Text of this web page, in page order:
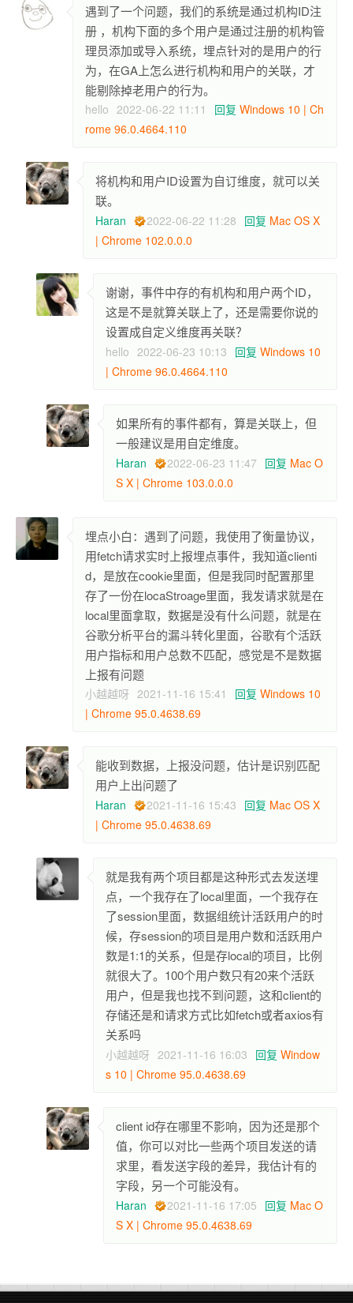
遇到了一个问题，我们的系统是通过机构ID注
册 ，机构下面的多个用户是通过注册的机构管
理员添加或导入系统，埋点针对的是用户的行
为，在GA上怎么进行机构和用户的关联，才
能剔除掉老用户的行为。
hello 2022-06-22 11:11 回复 Windows 10 | Ch
rome 96.0.4664.110
将机构和用户ID设置为自订维度，就可以关
联。
Haran 2022-06-22 11:28 回复 Mac OS X
| Chrome 102.0.0.0
谢谢，事件中存的有机构和用户两个ID，
这是不是就算关联上了，还是需要你说的
设置成自定义维度再关联？
hello 2022-06-23 10:13 回复 Windows 10
| Chrome 96.0.4664.110
如果所有的事件都有，算是关联上，但
一般建议是用自定维度。
Haran 2022-06-23 11:47 回复 Mac O
S X | Chrome 103.0.0.0
埋点小白：遇到了问题，我使用了衡量协议，
用fetch请求实时上报埋点事件，我知道clienti
d，是放在cookie里面，但是我同时配置那里
存了一份在locaStroage里面，我发请求就是在
local里面拿取，数据是没有什么问题，就是在
谷歌分析平台的漏斗转化里面，谷歌有个活跃
用户指标和用户总数不匹配，感觉是不是数据
上报有问题
小越越呀 2021-11-16 15:41 回复 Windows 10
| Chrome 95.0.4638.69
能收到数据，上报没问题，估计是识别匹配
用户上出问题了
Haran 2021-11-16 15:43 回复 Mac OS X
| Chrome 95.0.4638.69
就是我有两个项目都是这种形式去发送埋
点，一个我存在了local里面，一个我存在
了session里面，数据组统计活跃用户的时
候，存session的项目是用户数和活跃用户
数是1:1的关系，但是存local的项目，比例
就很大了。100个用户数只有20来个活跃
用户，但是我也找不到问题，这和client的
存储还是和请求方式比如fetch或者axios有
关系吗
小越越呀 2021-11-16 16:03 回复 Window
s 10 | Chrome 95.0.4638.69
client id存在哪里不影响，因为还是那个
值，你可以对比一些两个项目发送的请
求里，看发送字段的差异，我估计有的
字段，另一个可能没有。
Haran 2021-11-16 17:05 回复 Mac O
S X | Chrome 95.0.4638.69